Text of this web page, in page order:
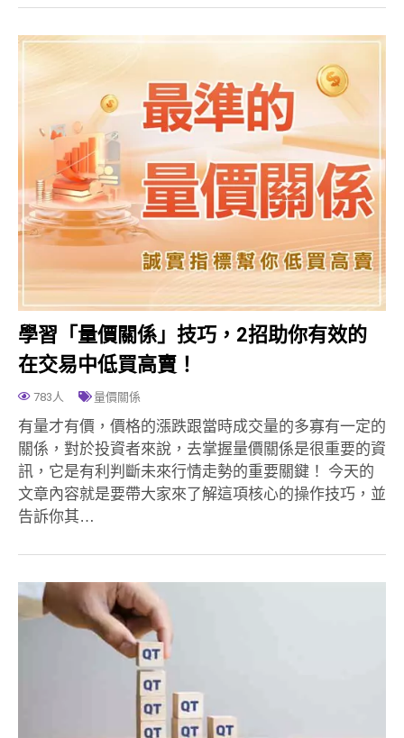
學習「量價關係」技巧，2招助你有效的
在交易中低買高賣！
783人 量價關係
有量才有價，價格的漲跌跟當時成交量的多寡有一定的
關係，對於投資者來說，去掌握量價關係是很重要的資
訊，它是有利判斷未來行情走勢的重要關鍵！ 今天的
文章內容就是要帶大家來了解這項核心的操作技巧，並
告訴你其…